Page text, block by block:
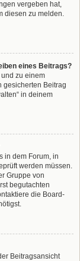
vergeben hat,
diesen zu melden.
eines Beitrags?
zu einem
gesicherten Beitrag
in deinem
in dem Forum, in
werden müssen.
Gruppe von
begutachten
die Board-
Beitragsansicht